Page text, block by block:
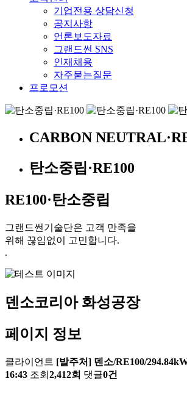
기업전용 상담신청
공지사항
언론보도자료
그랜드썬 SNS
인재채용
자주묻는질문
프로모션
CARBON
탄소중립·RE100
RE100·탄소중립
그랜드썬기술단은 고객 만족을
위해 끊임없이 고민합니다.
.
덴소코리아 화성공장
페이지 정보
클라이언트 [발주처] 덴소/RE100/
16:43 조회 2,412회 댓글0건